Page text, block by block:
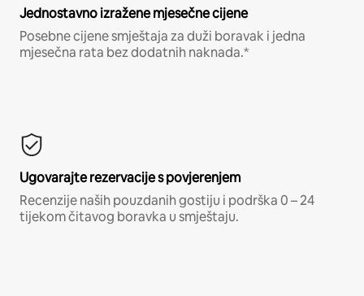
Jednostavno izražene mjesečne cijene
Posebne cijene smještaja za duži boravak i jedna
mjesečna rata bez dodatnih naknada.*
Ugovarajte rezervacije s povjerenjem
Recenzije naših pouzdanih gostiju i podrška 0 – 24
tijekom čitavog boravka u smještaju.